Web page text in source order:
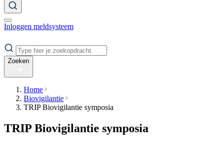
Inloggen meldsysteem
Zoeken
Home
Biovigilantie
TRIP Biovigilantie symposia
TRIP Biovigilantie symposia